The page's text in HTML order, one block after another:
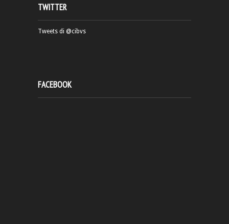
TWITTER
Tweets di @cibvs
FACEBOOK